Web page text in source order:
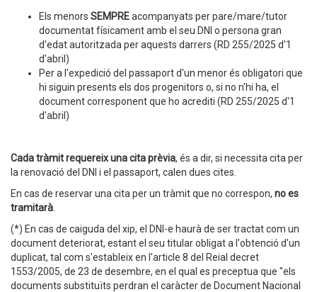
Els menors SEMPREacompanyats per pare/mare/tutor
documentat físicament amb el seu DNI o persona gran
d'edat autoritzada per aquests darrers (RD 255/2025 d'1
d'abril)
Per a l'expedició del passaport d'un menor és obligatori que
hi siguin presents els dos progenitors o, si no n'hi ha, el
document corresponent que ho acrediti (RD 255/2025 d'1
d'abril)
Cada tràmit requereix una cita prèvia, és a dir, si necessita cita per
la renovació del DNI i el passaport, calen dues cites.
En cas de reservar una cita per un tràmit que no correspon, no es
tramitarà
(*) En cas de caiguda del xip, el DNI-e haurà de ser tractat com un
document deteriorat, estant el seu titular obligat a l'obtenció d'un
duplicat, tal com s'estableix en l'article 8 del Reial decret
1553/2005, de 23 de desembre, en el qual es preceptua que "els
documents substituïts perdran el caràcter de Document Nacional